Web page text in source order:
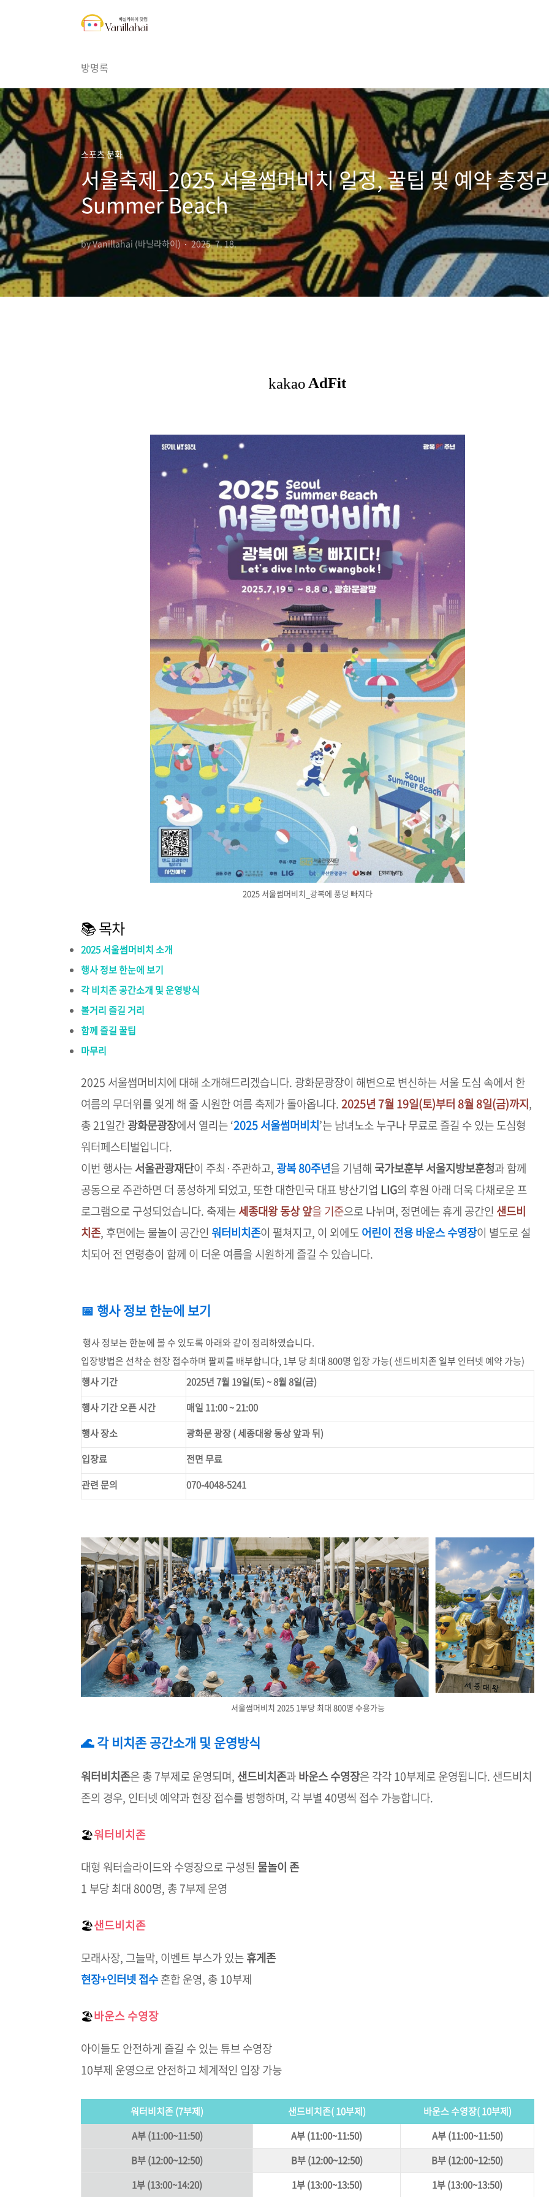
방명록
스포츠 문화
서울축제_2025 서울썸머비치 일정, 꿀팁 및 예약 총
Summer Beach
by Vanillahai (바닐라하이) 2025. 7. 18.
2025 서울썸머비치_광복에 풍덩 빠지다
📚 목차
2025 서울썸머비치 소개
행사 정보 한눈에 보기
각 비치존 공간소개 및 운영방식
볼거리 즐길 거리
함께 즐길 꿀팁
마무리
2025 서울썸머비치에 대해 소개해드리겠습니다. 광화문광장이 해변으로 변신하는 서울 도심 속에서 한
여름의 무더위를 잊게 해 줄 시원한 여름 축제가 돌아옵니다.2025년 7월 19일(토)부터 8월 8일(금)까지,
총 21일간광화문광장에서 열리는 ‘2025 서울썸머비치’는 남녀노소 누구나 무료로 즐길 수 있는 도심형
워터페스티벌입니다.
이번 행사는서울관광재단이 주최·주관하고, 광복 80주년을 기념해 국가보훈부 서울지방보훈청과 함께
공동으로 주관하면 더 풍성하게 되었고, 또한 대한민국 대표 방산기업 LIG의 후원 아래 더욱 다채로운 프
로그램으로 구성되었습니다. 축제는세종대왕 동상 앞을 기준으로 나뉘며, 정면에는 휴게 공간인 샌드비
치존, 후면에는 물놀이 공간인 워터비치존이 펼쳐지고, 이 외에도어린이 전용 바운스 수영장이 별도로 설
치되어 전 연령층이 함께 이 더운 여름을 시원하게 즐길 수 있습니다.
📅 행사 정보 한눈에 보기
행사 정보는 한눈에 볼 수 있도록 아래와 같이 정리하였습니다.
입장방법은 선착순 현장 접수하며 팔찌를 배부합니다, 1부 당 최대 800명 입장 가능( 샌드비치존 일부 인터넷 예약 가능)
행사 기간
2025년 7월 19일(토) ~ 8월 8일(금)
행사 기간 오픈 시간
매일 11:00 ~ 21:00
행사 장소
광화문 광장 ( 세종대왕 동상 앞과 뒤)
입장료
전면 무료
관련 문의
070-4048-5241
서울썸머비치 2025 1부당 최대 800명 수용가능
🌊 각 비치존 공간소개 및 운영방식
워터비치존은 총 7부제로 운영되며, 샌드비치존과바운스 수영장은 각각 10부제로 운영됩니다. 샌드비치
존의 경우, 인터넷 예약과 현장 접수를 병행하며, 각 부별 40명씩 접수 가능합니다.
🏖️워터비치존
대형 워터슬라이드와 수영장으로 구성된 물놀이 존
1 부당 최대 800명, 총 7부제 운영
🏖️샌드비치존
모래사장, 그늘막, 이벤트 부스가 있는휴게존
현장+인터넷 접수혼합 운영, 총 10부제
🏖️바운스 수영장
아이들도 안전하게 즐길 수 있는 튜브 수영장
10부제 운영으로 안전하고 체계적인 입장 가능
워터비치존 (7부제) 샌드비치존( 10부제)
바운스 수영장( 10부제)
A부 (11:00~11:50)
A부 (11:00~11:50)
A부 (11:00~11:50)
B부 (12:00~12:50)
B부 (12:00~12:50)
B부 (12:00~12:50)
1부 (13:00~14:20)
1부 (13:00~13:50) 1부 (13:00~13:50)